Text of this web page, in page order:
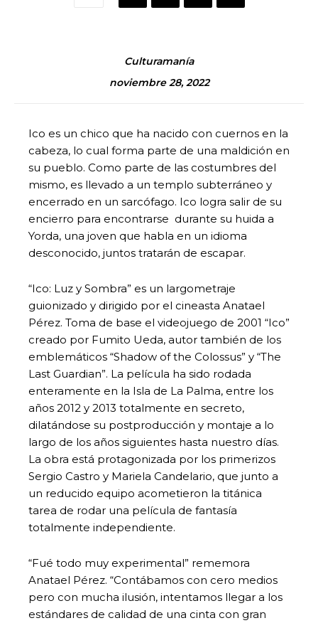
Culturamanía
noviembre 28, 2022
Ico es un chico que ha nacido con cuernos en la
cabeza, lo cual forma parte de una maldición en
su pueblo. Como parte de las costumbres del
mismo, es llevado a un templo subterráneo y
encerrado en un sarcófago. Ico logra salir de su
encierro para encontrarse durante su huida a
Yorda, una joven que habla en un idioma
desconocido, juntos tratarán de escapar.
“Ico: Luz y Sombra” es un largometraje
guionizado y dirigido por el cineasta Anatael
Pérez. Toma de base el videojuego de 2001 “Ico”
creado por Fumito Ueda, autor también de los
emblemáticos “Shadow of the Colossus” y “The
Last Guardian”. La película ha sido rodada
enteramente en la Isla de La Palma, entre los
años 2012 y 2013 totalmente en secreto,
dilatándose su postproducción y montaje a lo
largo de los años siguientes hasta nuestro días.
La obra está protagonizada por los primerizos
Sergio Castro y Mariela Candelario, que junto a
un reducido equipo acometieron la titánica
tarea de rodar una película de fantasía
totalmente independiente.
“Fué todo muy experimental” rememora
Anatael Pérez. “Contábamos con cero medios
pero con mucha ilusión, intentamos llegar a los
estándares de calidad de una cinta con gran